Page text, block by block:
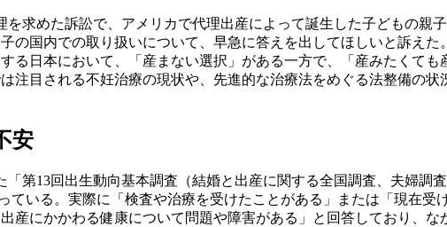
求めた訴訟で、アメリカで代理出産によって誕生した子どもの親
の国内での取り扱いについて、早急に答えを出してほしいと訴えた。
日本において、「産まない選択」がある一方で、「産みたくて
注目される不妊治療の現状や、先進的な治療法をめぐる法整備の
安
第13回出生動向基本調査（結婚と出産に関する全国調査、夫婦調
いる。実際に「検査や治療を受けたことがある」または「現在受
産にかかわる健康について問題や障害がある」と回答しており、